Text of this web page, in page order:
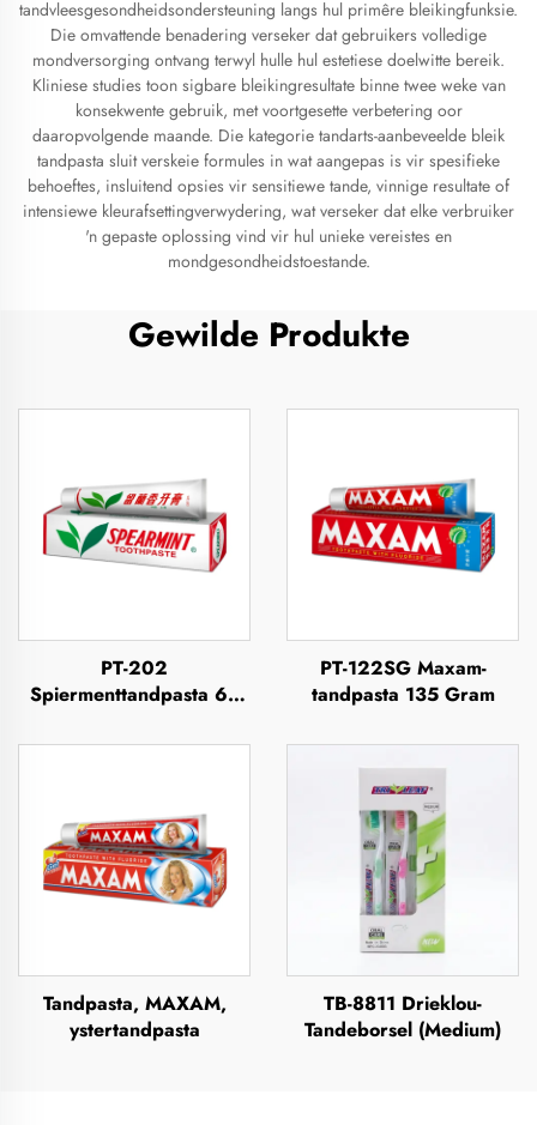
tandvleesgesondheidsondersteuning langs hul primêre bleikingfunksie.
Die omvattende benadering verseker dat gebruikers volledige
mondversorging ontvang terwyl hulle hul estetiese doelwitte bereik.
Kliniese studies toon sigbare bleikingresultate binne twee weke van
konsekwente gebruik, met voortgesette verbetering oor
daaropvolgende maande. Die kategorie tandarts-aanbeveelde bleik
tandpasta sluit verskeie formules in wat aangepas is vir spesifieke
behoeftes, insluitend opsies vir sensitiewe tande, vinnige resultate of
intensiewe kleurafsettingverwydering, wat verseker dat elke verbruiker
'n gepaste oplossing vind vir hul unieke vereistes en
mondgesondheidstoestande.
Gewilde Produkte
PT-202
Spiermenttandpasta 63
PT-122SG Maxam-
tandpasta 135 Gram
Tandpasta, MAXAM,
ystertandpasta
TB-8811 Drieklou-
Tandeborsel (Medium)